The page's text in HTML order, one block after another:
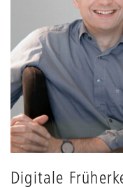
Digitale